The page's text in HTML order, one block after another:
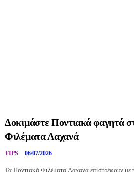
Δοκιμάστε Ποντιακά φαγητά
Φιλέματα Λαχανά
TIPS 06/07/2026
Τα Ποντιακά Φιλέματα Λαχανά επιστρέφουν με